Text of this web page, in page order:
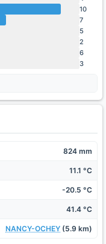
10
7
5
2
6
3
824 mm
11.1 °C
-20.5 °C
41.4 °C
NANCY-OCHEY (5.9 km)